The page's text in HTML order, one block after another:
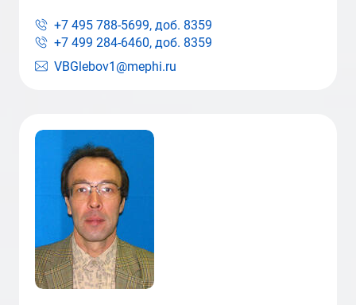
VBGlebov1@mephi.ru
+7 495 788-5699, доб. 8359
+7 499 284-6460, доб. 8359